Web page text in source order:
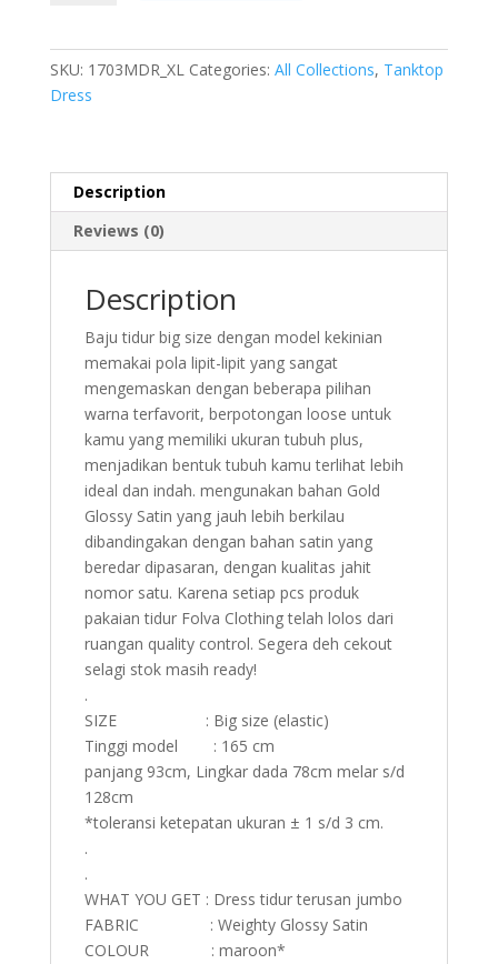
Size
Jumbo
1703MDR_XL
SKU: 1703MDR_XL Categories: All Collections, Tanktop
Dress
Description
Reviews (0)
Description
Baju tidur big size dengan model kekinian
memakai pola lipit-lipit yang sangat
mengemaskan dengan beberapa pilihan
warna terfavorit, berpotongan loose untuk
kamu yang memiliki ukuran tubuh plus,
menjadikan bentuk tubuh kamu terlihat lebih
ideal dan indah. mengunakan bahan Gold
Glossy Satin yang jauh lebih berkilau
dibandingakan dengan bahan satin yang
beredar dipasaran, dengan kualitas jahit
nomor satu. Karena setiap pcs produk
pakaian tidur Folva Clothing telah lolos dari
ruangan quality control. Segera deh cekout
selagi stok masih ready!
.
SIZE : Big size (elastic)
Tinggi model : 165 cm
panjang 93cm, Lingkar dada 78cm melar s/d
128cm
*toleransi ketepatan ukuran ± 1 s/d 3 cm.
.
.
WHAT YOU GET : Dress tidur terusan jumbo
FABRIC : Weighty Glossy Satin
COLOUR : maroon*